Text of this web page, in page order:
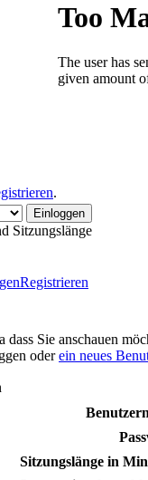
.
Sitzungslänge
Registrieren
dass Sie anschauen
oderein neues
Sitzungslänge in